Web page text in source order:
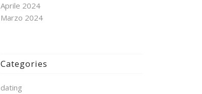
Aprile 2024
Marzo 2024
Categories
dating